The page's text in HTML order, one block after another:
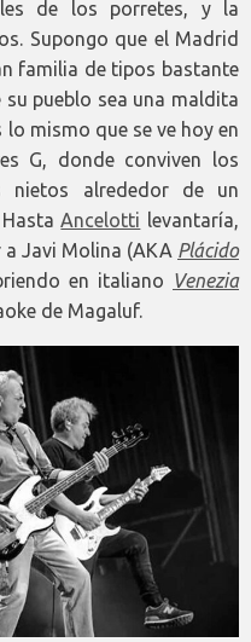
de los porretes, y la
Supongo que el Madrid
familia de tipos bastante
pueblo sea una maldita
mismo que se ve hoy en
G, donde conviven los
alrededor de un
HastaAncelotti levantaría,
Javi Molina (AKA Plácido
en italiano Venezia
de Magaluf.